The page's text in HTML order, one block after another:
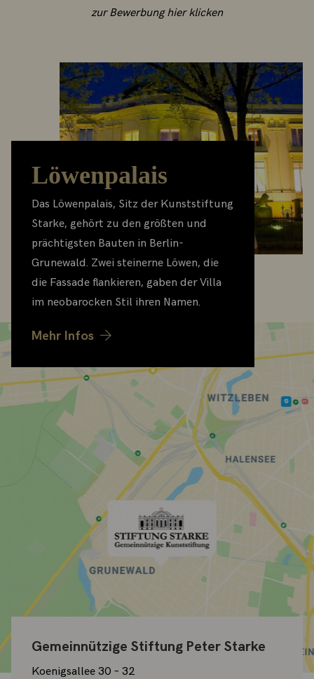
zur Bewerbung hier klicken
Löwenpalais
Das Löwenpalais, Sitz der Kunststiftung
Starke, gehört zu den größten und
prächtigsten Bauten in Berlin-
Grunewald. Zwei steinerne Löwen, die
die Fassade flankieren, gaben der Villa
im neobarocken Stil ihren Namen.
Mehr Infos
Gemeinnützige Stiftung Peter Starke
Koenigsallee 30 – 32